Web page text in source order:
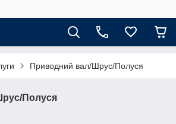
Приводний вал/Шрус/Полуся
Полуся